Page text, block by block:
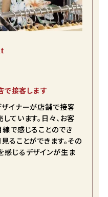
ートに入れる
トに入れる
ートに入れる
ートに入れる
で接客します
ザイナーが店舗で接客
ています。日々、お客
で感じることのでき
ることができます。その
感じるデザインが生ま